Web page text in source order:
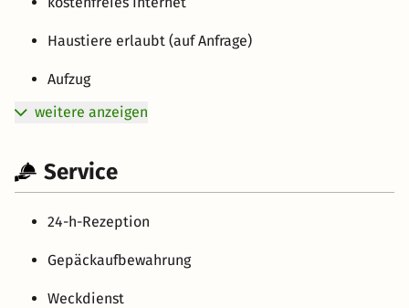
Haustiere erlaubt (auf Anfrage)
Aufzug
weitere anzeigen
Service
24-h-Rezeption
Gepäckaufbewahrung
Weckdienst